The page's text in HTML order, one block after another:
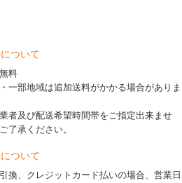
ついて
料
一部地域は追加送料がかかる場合がありま
者及び配送希望時間帯をご指定出来ませ
了承ください。
ついて
換、クレジットカード払いの場合、営業日